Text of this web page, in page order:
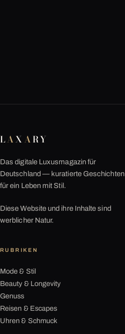
LAXARY
Das digitale Luxusmagazin für
Deutschland — kuratierte Geschichten
für ein Leben mit Stil.
Diese Website und ihre Inhalte sind
werblicher Natur.
RUBRIKEN
Mode & Stil
Beauty & Longevity
Genuss
Reisen & Escapes
Uhren & Schmuck